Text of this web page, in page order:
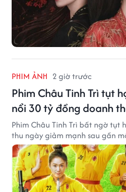
PHIM ẢNH 2 giờ trước
Phim Châu Tinh Trì tụt
nổi 30 tỷ đồng doanh
Phim Châu Tinh Trì bất ngờ tụt
thu ngày giảm mạnh sau gần